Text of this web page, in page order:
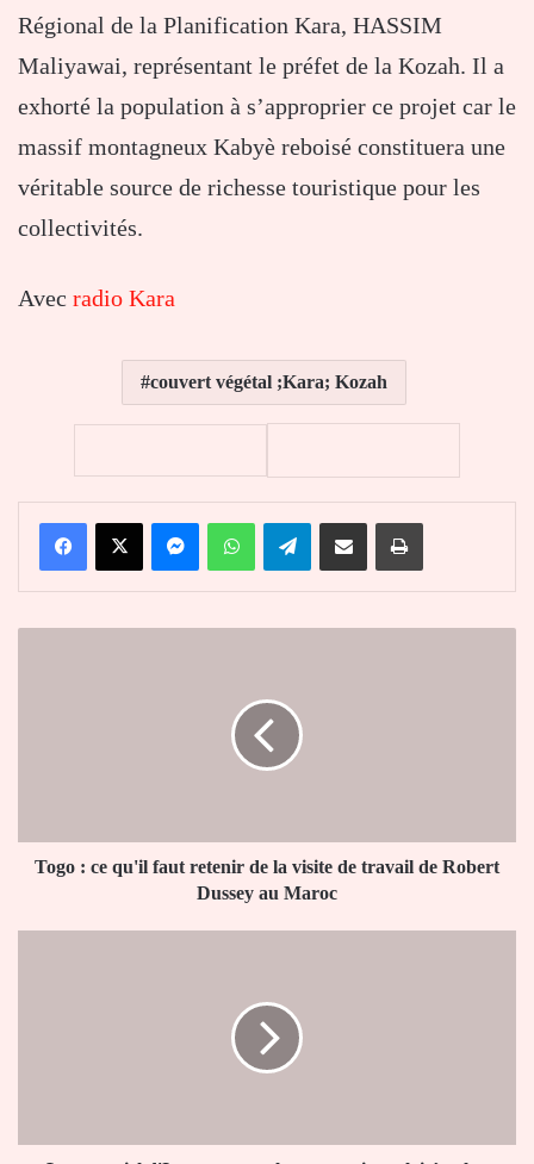
Régional de la Planification Kara, HASSIM
Maliyawai, représentant le préfet de la Kozah. Il a
exhorté la population à s’approprier ce projet car le
massif montagneux Kabyè reboisé constituera une
véritable source de richesse touristique pour les
collectivités.
Avec radio Kara
couvert végétal ;Kara; Kozah
FacebookX MessengerWhatsAppTelegramPartager par email Imprimer
visite
Togo : ce qu'il faut retenir de la visite de travail de Robert
Dussey au Maroc